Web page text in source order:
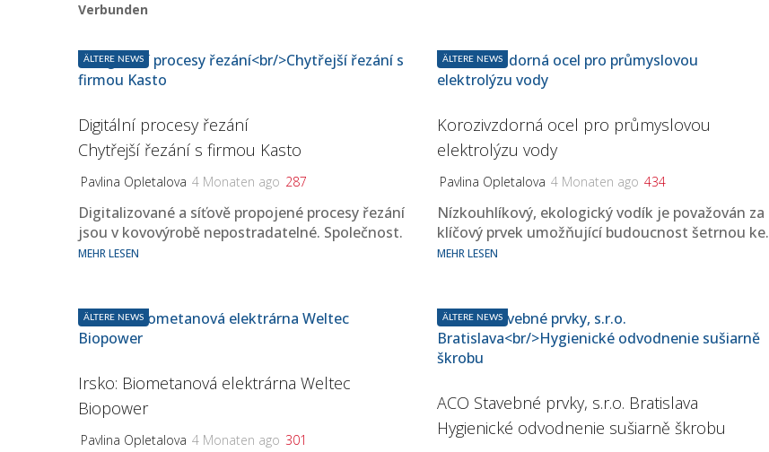
Verbunden
ÄLTERE NEWS
Digitální procesy řezání
Chytřejší řezání s firmou Kasto
Pavlina Opletalova 4 Monaten ago 287
Digitalizované a síťově propojené procesy řezání
jsou v kovovýrobě nepostradatelné. Společnost.
MEHR LESEN
ÄLTERE NEWS
Korozivzdorná ocel pro průmyslovou
elektrolýzu vody
Pavlina Opletalova 4 Monaten ago 434
Nízkouhlíkový, ekologický vodík je považován za
klíčový prvek umožňující budoucnost šetrnou ke.
MEHR LESEN
ÄLTERE NEWS
Irsko: Biometanová elektrárna Weltec
Biopower
Pavlina Opletalova 4 Monaten ago 301
ÄLTERE NEWS
ACO Stavebné prvky, s.r.o. Bratislava
Hygienické odvodnenie sušiarně škrobu